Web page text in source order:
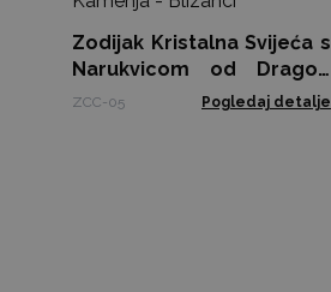
Zodijak Kristalna Svijeća s
Narukvicom od Dragog
Kamenja - Blizanci
ZCC-05 Pogledaj detalje